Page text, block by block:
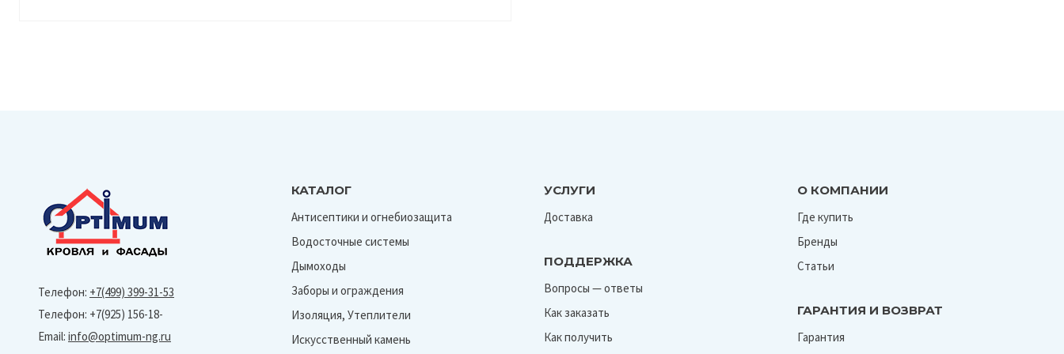
Телефон: +7(499) 399-31-53
Телефон: +7(925) 156-18-
Email: info@optimum-ng.ru
КАТАЛОГ
Антисептики и огнебиозащита
Водосточные системы
Дымоходы
Заборы и ограждения
Изоляция, Утеплители
Искусственный камень
УСЛУГИ
Доставка
ПОДДЕРЖКА
Вопросы — ответы
Как заказать
Как получить
О КОМПАНИИ
Где купить
Бренды
Статьи
ГАРАНТИЯ И ВОЗВРАТ
Гарантия